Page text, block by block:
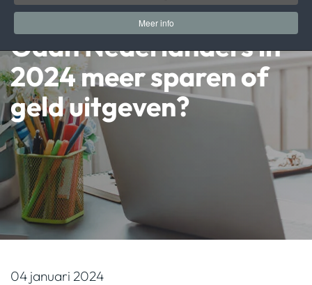
Meer info
Gaan Nederlanders in
2024 meer sparen of
geld uitgeven?
04 januari 2024